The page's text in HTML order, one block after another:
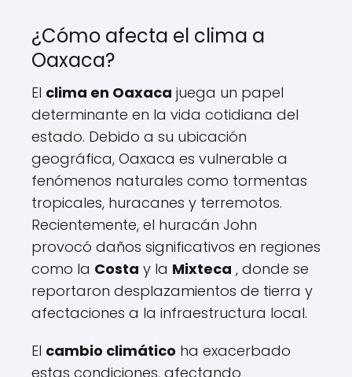
¿Cómo afecta el clima a
Oaxaca?
El clima en Oaxaca juega un papel
determinante en la vida cotidiana del
estado. Debido a su ubicación
geográfica, Oaxaca es vulnerable a
fenómenos naturales como tormentas
tropicales, huracanes y terremotos.
Recientemente, el huracán John
provocó daños significativos en regiones
como la Costa y la Mixteca , donde se
reportaron desplazamientos de tierra y
afectaciones a la infraestructura local.
El cambio climático ha exacerbado
estas condiciones, afectando